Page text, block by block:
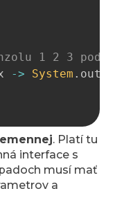
1 2 3 pod
-> System . out
. Platí tu
interface s
musí mať
a